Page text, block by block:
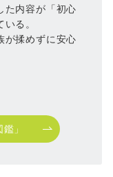
た内容が「初心
る。
が揉めずに安心
」